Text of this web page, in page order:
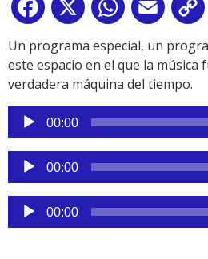
Facebook
X WhatsApp
Email
Un programa especial, un
este espacio en el que la música
verdadera máquina del tiempo.
Reproductor
de
audio
00:00
Reproductor
de
audio
00:00
Reproductor
de
00:00